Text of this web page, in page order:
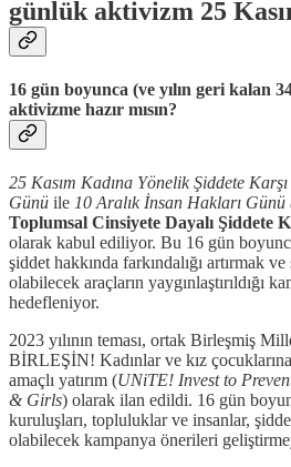
günlük aktivizm 25
16 gün boyunca (ve yılın geri kalan
aktivizme hazır mısın?
25 Kasım Kadına Yönelik Şiddete
Günü ile 10 Aralık İnsan Hakları Günü
Toplumsal Cinsiyete Dayalı Şiddete
olarak kabul ediliyor. Bu 16 gün
şiddet hakkında farkındalığı artırmak
olabilecek araçların yaygınlaştırıldığı
hedefleniyor.
2023 yılının teması, ortak Birleşmiş
BİRLEŞİN! Kadınlar ve kız
amaçlı yatırım (UNiTE! Invest to
& Girls) olarak ilan edildi. 16 gün
kuruluşları, topluluklar ve insanlar,
olabilecek kampanya önerileri